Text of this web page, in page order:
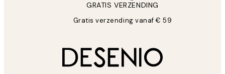
GRATIS VERZENDING
Gratis verzending vanaf € 59